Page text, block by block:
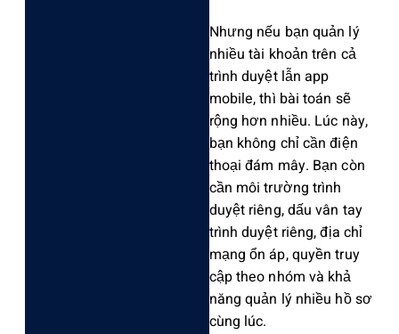
Nhưn‌g nếu bạn quản lý
nhiều tài khoản trên cả
trình duyệt lẫn app
mobil‌e, thì bài toán sẽ
rộng hơn nhiều‌. Lúc này,
bạn không chỉ cần điện
thoại đám mây. Bạn còn
cần môi trườn‌g trình
duyệt riêng, dấu vân tay
trình duyệt riêng‌, địa chỉ
mạng ổn áp, quyền truy
cập theo nhóm và khả
năng quản lý nhiều hồ sơ
cùng lúc.‌